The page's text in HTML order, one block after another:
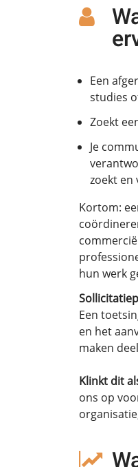
Een
studies
Zoekt
Je
zoekt en
Kortom:
hun werk
Een
en het
maken
Klinkt dit
ons op